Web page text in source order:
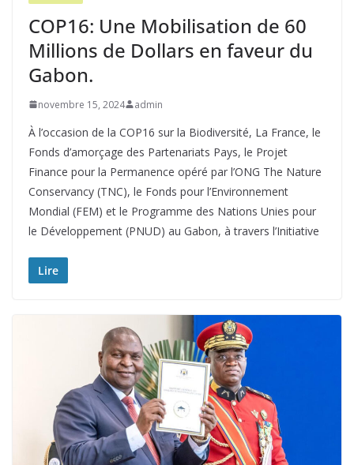
COP16: Une Mobilisation de 60
Millions de Dollars en faveur du
Gabon.
novembre 15, 2024 admin
À l’occasion de la COP16 sur la Biodiversité, La France, le
Fonds d’amorçage des Partenariats Pays, le Projet
Finance pour la Permanence opéré par l’ONG The Nature
Conservancy (TNC), le Fonds pour l’Environnement
Mondial (FEM) et le Programme des Nations Unies pour
le Développement (PNUD) au Gabon, à travers l’Initiative
Lire